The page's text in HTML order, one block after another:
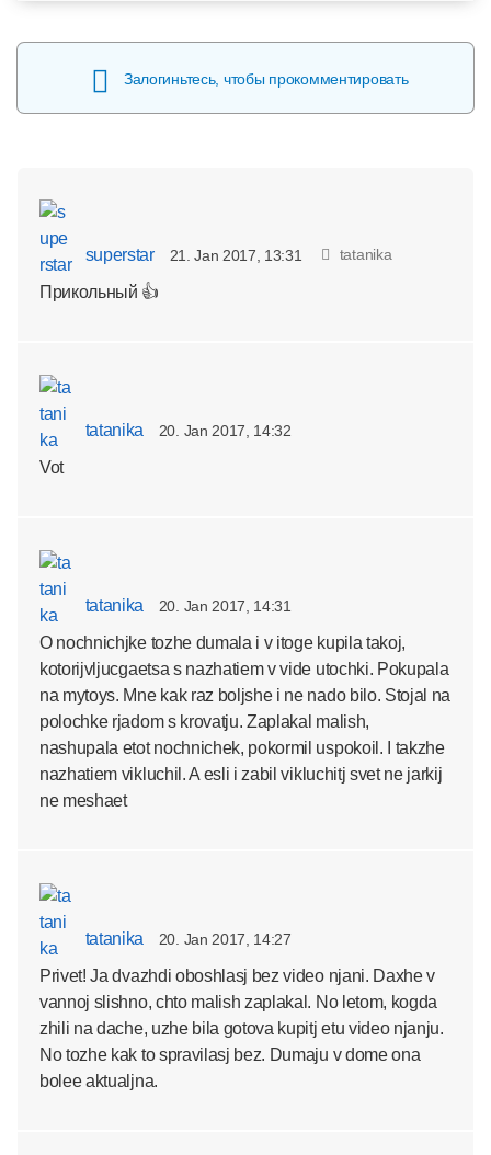
Залогиньтесь, чтобы прокомментировать
superstar 21. Jan 2017, 13:31 tatanika
Прикольный 👍
tatanika 20. Jan 2017, 14:32
Vot
tatanika 20. Jan 2017, 14:31
O nochnichjke tozhe dumala i v itoge kupila takoj,
kotorijvljucgaetsa s nazhatiem v vide utochki. Pokupala
na mytoys. Mne kak raz boljshe i ne nado bilo. Stojal na
polochke rjadom s krovatju. Zaplakal malish,
nashupala etot nochnichek, pokormil uspokoil. I takzhe
nazhatiem vikluchil. A esli i zabil vikluchitj svet ne jarkij
ne meshaet
tatanika 20. Jan 2017, 14:27
Privet! Ja dvazhdi oboshlasj bez video njani. Daxhe v
vannoj slishno, chto malish zaplakal. No letom, kogda
zhili na dache, uzhe bila gotova kupitj etu video njanju.
No tozhe kak to spravilasj bez. Dumaju v dome ona
bolee aktualjna.